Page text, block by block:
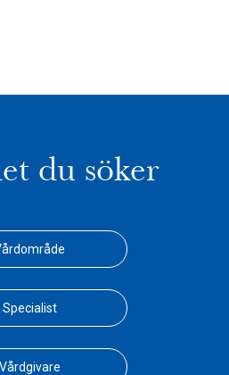
du söker
Specialist
Vårdgivare